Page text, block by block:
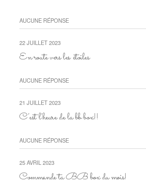
AUCUNE RÉPONSE
22 JUILLET 2023
En route vers les étoiles
AUCUNE RÉPONSE
21 JUILLET 2023
C’est l’heure de la bb box!!
AUCUNE RÉPONSE
25 AVRIL 2023
Commande ta BB box du mois!